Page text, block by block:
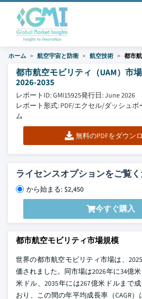
ホーム 航空宇宙と防衛 航空技術 都市
都市航空モビリティ（UAM）市
2026-2035
レポートID: GMI15925発行日: June 2026
レポート形式: PDF/エクセル/ダッシュ
ム
無料のPDFをダウン
ライセンスオプションをご覧
から始まる: $2,450
今すぐ購入
都市航空モビリティ市場規模
世界の都市航空モビリティ市場は、
価されました。同市場は2026年に34億
米ドル、2035年には267億米ドルまで
おり、この間の年平均成長率（CAGR）